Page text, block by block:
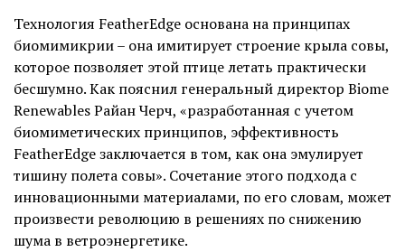
Технология FeatherEdge основана на принципах
биомимикрии – она имитирует строение крыла совы,
которое позволяет этой птице летать практически
бесшумно. Как пояснил генеральный директор Biome
Renewables Райан Черч, «разработанная с учетом
биомиметических принципов, эффективность
FeatherEdge заключается в том, как она эмулирует
тишину полета совы». Сочетание этого подхода с
инновационными материалами, по его словам, может
произвести революцию в решениях по снижению
шума в ветроэнергетике.